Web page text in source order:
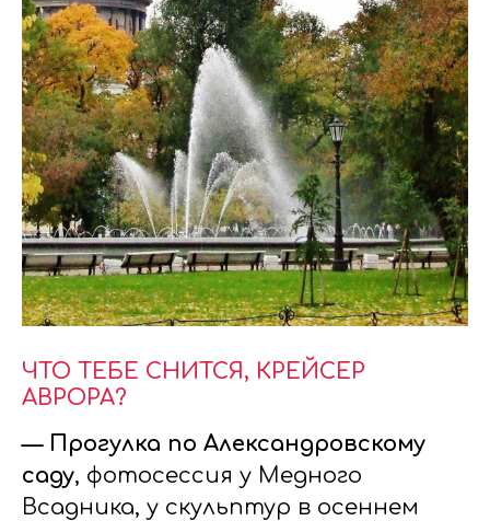
ЧТО ТЕБЕ СНИТСЯ, КРЕЙСЕР
АВРОРА?
— Прогулка по Александровскому
саду, фотосессия у Медного
Всадника, у скульптур в осеннем